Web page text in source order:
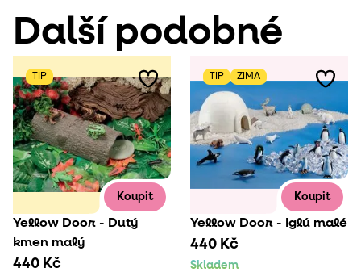
Další podobné
TIP
Koupit
Yellow Door - Dutý
kmen malý
440 Kč
TIP ZIMA
Koupit
Yellow Door - Iglú malé
440 Kč
Skladem